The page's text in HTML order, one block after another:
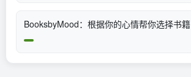
BooksbyMood：根据你的心情帮你选择书籍